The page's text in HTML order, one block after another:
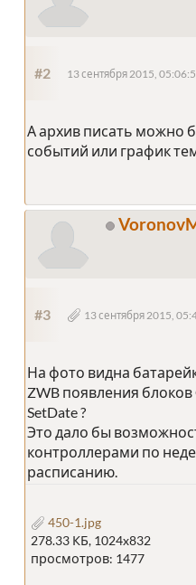
#2 13 сентября 2015,
А архив писать можно
событий или график
#3 13 сентября 2015,
На фото видна
ZWB появления блоков
SetDate ?
Это дало бы
контроллерами по
расписанию.
450-1.jpg
278.33 КБ, 1024x832
просмотров: 1477